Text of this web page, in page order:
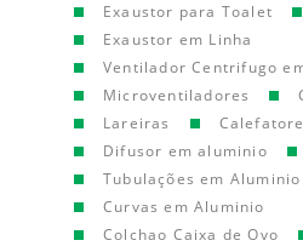
Exaustor para Toalet
Exaustor em Linha
Ventilador Centrifugo
Microventiladores
Lareiras
Difusor em aluminio
Tubulações em Aluminio
Curvas em Aluminio
Colchao Caixa de Ovo